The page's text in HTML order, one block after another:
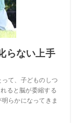
らない上手
って、子どものしつ
ると脳が委縮する
らかになってきま